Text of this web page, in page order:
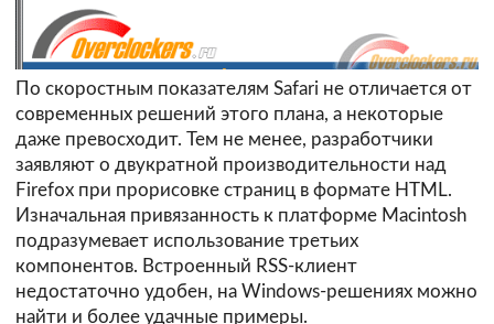
По скоростным показателям Safari не отличается от
современных решений этого плана, а некоторые
даже превосходит. Тем не менее, разработчики
заявляют о двукратной производительности над
Firefox при прорисовке страниц в формате HTML.
Изначальная привязанность к платформе Macintosh
подразумевает использование третьих
компонентов. Встроенный RSS-клиент
недостаточно удобен, на Windows-решениях можно
найти и более удачные примеры.